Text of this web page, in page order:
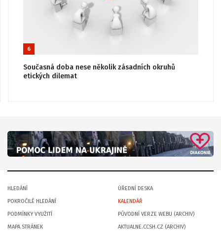
6
Současná doba nese několik zásadních okruhů
etických dilemat
HLEDÁNÍ
POKROČILÉ HLEDÁNÍ
PODMÍNKY VYUŽITÍ
MAPA STRÁNEK
ÚŘEDNÍ DESKA
KALENDÁŘ
PŮVODNÍ VERZE WEBU (ARCHIV)
AKTUALNE.CCSH.CZ (ARCHIV)